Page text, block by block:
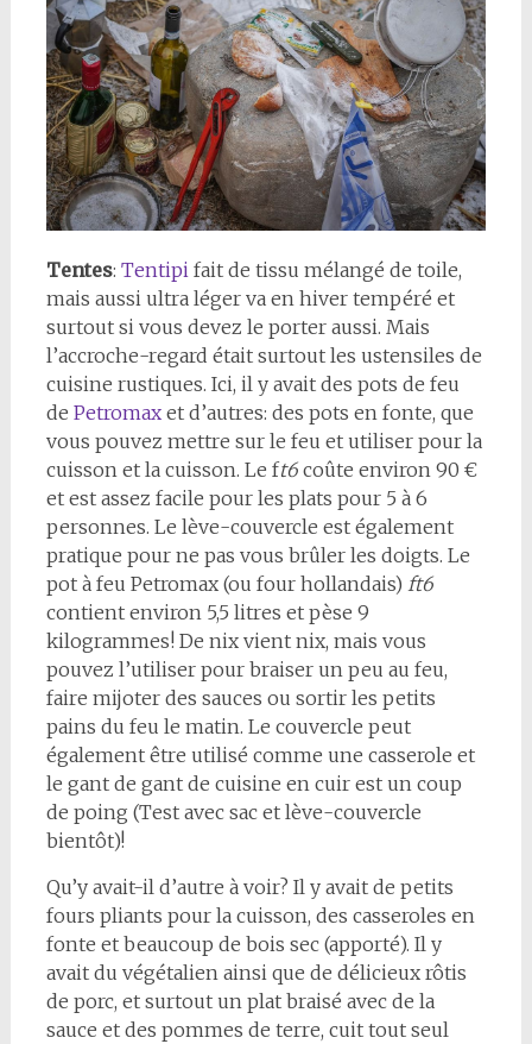
Tentes: Tentipi fait de tissu mélangé de toile,
mais aussi ultra léger va en hiver tempéré et
surtout si vous devez le porter aussi. Mais
l’accroche-regard était surtout les ustensiles de
cuisine rustiques. Ici, il y avait des pots de feu
de Petromaxet d’autres: des pots en fonte, que
vous pouvez mettre sur le feu et utiliser pour la
cuisson et la cuisson. Le ft6coûte environ 90 €
et est assez facile pour les plats pour 5 à 6
personnes. Le lève-couvercle est également
pratique pour ne pas vous brûler les doigts. Le
pot à feu Petromax (ou four hollandais) ft6
contient environ 5,5 litres et pèse 9
kilogrammes! De nix vient nix, mais vous
pouvez l’utiliser pour braiser un peu au feu,
faire mijoter des sauces ou sortir les petits
pains du feu le matin. Le couvercle peut
également être utilisé comme une casserole et
le gant de gant de cuisine en cuir est un coup
de poing (Test avec sac et lève-couvercle
bientôt)!
Qu’y avait-il d’autre à voir? Il y avait de petits
fours pliants pour la cuisson, des casseroles en
fonte et beaucoup de bois sec (apporté). Il y
avait du végétalien ainsi que de délicieux rôtis
de porc, et surtout un plat braisé avec de la
sauce et des pommes de terre, cuit tout seul